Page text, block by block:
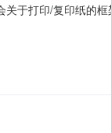
关于打印/复印纸的
区划编码:220599